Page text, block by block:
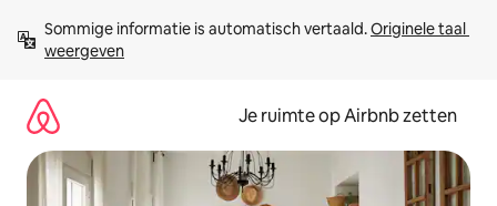
direct
naar
Sommige informatie is automatisch vertaald. Originele taal
weergeven
Je ruimte op Airbnb zetten